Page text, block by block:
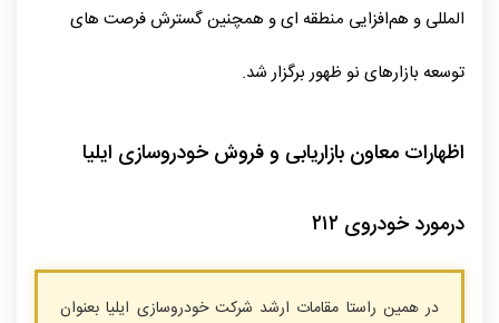
المللی و هم‌افزایی منطقه‌ ای و همچنین گسترش فرصت‌ های
توسعه بازارهای نو ظهور برگزار شد.
اظهارات معاون بازاریابی و فروش خودروسازی ایلیا
درمورد خودروی ۲۱۲
در همین راستا مقامات ارشد شرکت خودروسازی ایلیا بعنوان